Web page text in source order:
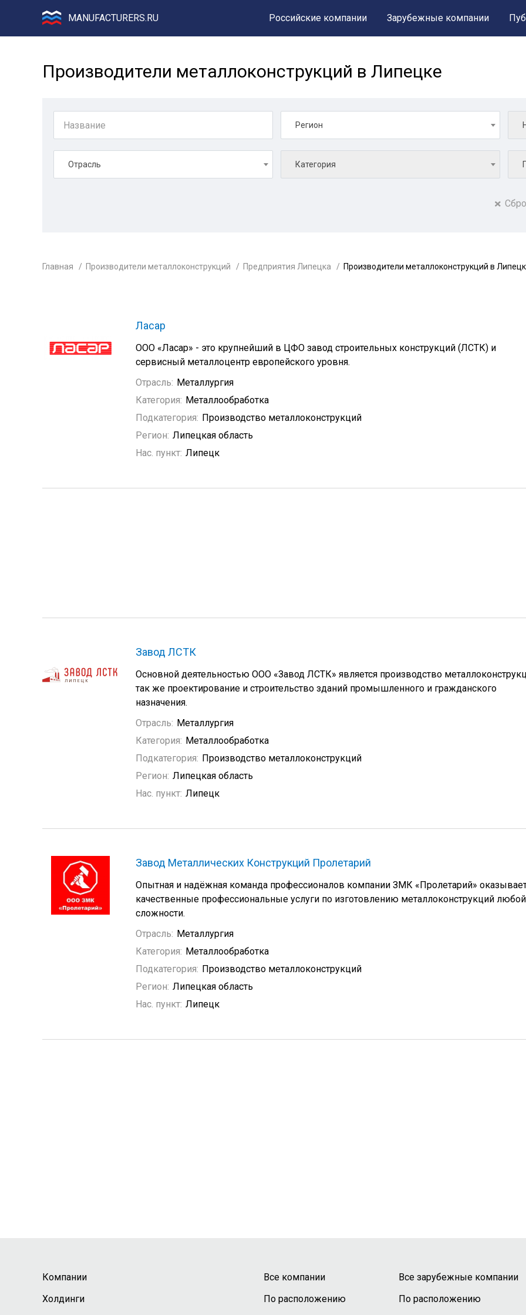
MANUFACTURERS.RU Российские компании Зарубежные компании
Производители металлоконструкций в Липецке
Регион
Отрасль Категория
Главная Производители металлоконструкций Предприятия Липецка Производители металлоконструкций в
Ласар
ООО «Ласар» - это крупнейший в ЦФО завод строительных конструкций (ЛСТК) и
сервисный металлоцентр европейского уровня.
Отрасль: Металлургия
Категория: Металлообработка
Подкатегория: Производство металлоконструкций
Регион: Липецкая область
Нас. пункт: Липецк
Завод ЛСТК
Основной деятельностью ООО «Завод ЛСТК» является производство
так же проектирование и строительство зданий промышленного и гражданского
назначения.
Отрасль: Металлургия
Категория: Металлообработка
Подкатегория: Производство металлоконструкций
Регион: Липецкая область
Нас. пункт: Липецк
Завод Металлических Конструкций Пролетарий
Опытная и надёжная команда профессионалов компании ЗМК «Пролетарий»
качественные профессиональные услуги по изготовлению металлоконструкций любой
сложности.
Отрасль: Металлургия
Категория: Металлообработка
Подкатегория: Производство металлоконструкций
Регион: Липецкая область
Нас. пункт: Липецк
Компании
Холдинги
Все компании
По расположению
Все зарубежные компании
По расположению